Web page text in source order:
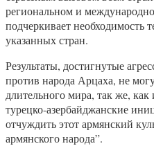
региональном и
подчеркивает необходимость
указанных стран.
Результаты, достигнутые
против народа Арцаха, не
длительного мира, так же,
турецко-азербайджанские
отчуждить этот армянский
армянского народа”.